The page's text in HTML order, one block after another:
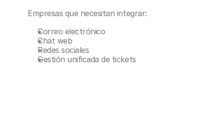
Empresas que necesitan integrar:
Correo electrónico
Chat web
Redes sociales
Gestión unificada de tickets